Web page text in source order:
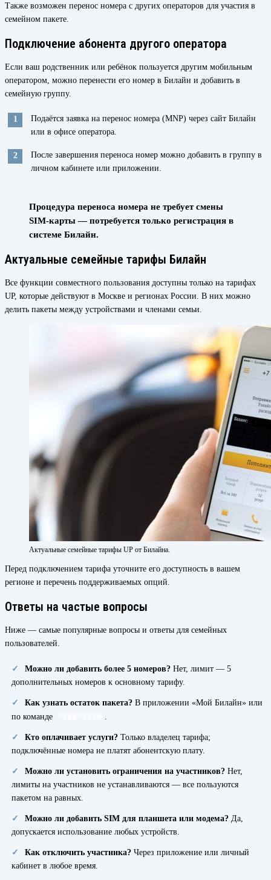
Также возможен перенос номера с других операторов для участия в
семейном пакете.
Подключение абонента другого оператора
Если ваш родственник или ребёнок пользуется другим мобильным
оператором, можно перенести его номер в Билайн и добавить в
семейную группу.
Подаётся заявка на перенос номера (MNP) через сайт Билайн
или в офисе оператора.
После завершения переноса номер можно добавить в группу в
личном кабинете или приложении.
Процедура переноса номера не требует смены
SIM-карты — потребуется только регистрация в
системе Билайн.
Актуальные семейные тарифы Билайн
Все функции совместного пользования доступны только на тарифах
UP, которые действуют в Москве и регионах России. В них можно
делить пакеты между устройствами и членами семьи.
Актуальные семейные тарифы UP от Билайна.
Перед подключением тарифа уточните его доступность в вашем
регионе и перечень поддерживаемых опций.
Ответы на частые вопросы
Ниже — самые популярные вопросы и ответы для семейных
пользователей.
Можно ли добавить более 5 номеров? Нет, лимит — 5
дополнительных номеров к основному тарифу.
Как узнать остаток пакета? В приложении «Мой Билайн» или
по команде
.
Кто оплачивает услуги? Только владелец тарифа;
подключённые номера не платят абонентскую плату.
Можно ли установить ограничения на участников? Нет,
лимиты на участников не устанавливаются — все пользуются
пакетом на равных.
Можно ли добавить SIM для планшета или модема? Да,
допускается использование любых устройств.
Как отключить участника? Через приложение или личный
кабинет в любое время.